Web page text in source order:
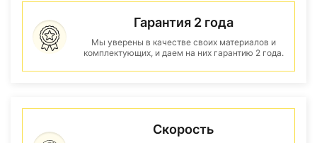
Гарантия 2 года
Мы уверены в качестве своих материалов и
комплектующих, и даем на них гарантию 2 года.
Скорость